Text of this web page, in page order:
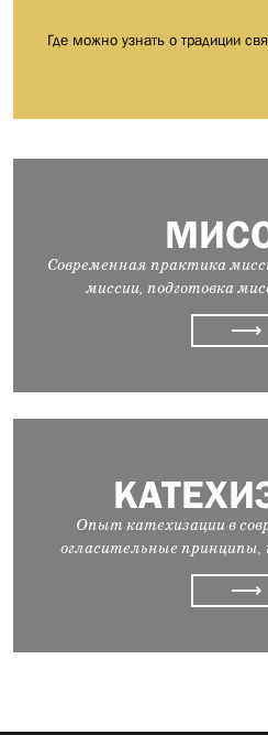
Где можно узнать о традиции
Современная практика
миссии, подготовка
⟶
Опыт катехизации в
огласительные принципы,
⟶